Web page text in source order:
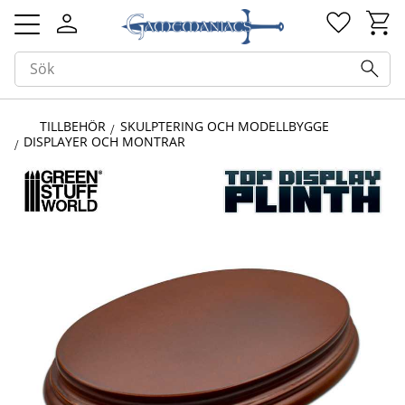
Meny
TILLBEHÖR
SKULPTERING OCH MODELLBYGGE
DISPLAYER OCH MONTRAR